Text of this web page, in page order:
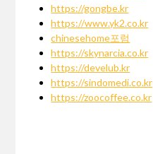
https://gongbe.kr
https://www.yk2.co.kr
chinesehome포럼
https://skynarcia.co.kr
https://develub.kr
https://sindomedi.co.kr
https://zoocoffee.co.kr